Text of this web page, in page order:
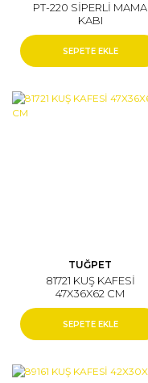
PT-220 SİPERLİ MAMA
KABI
SEPETE EKLE
TUĞPET
81721 KUŞ KAFESİ
47X36X62 CM
SEPETE EKLE